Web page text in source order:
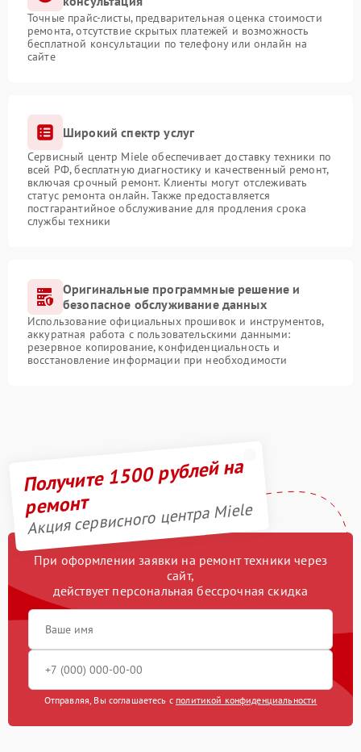
Точные прайс-листы, предварительная оценка стоимости
ремонта, отсутствие скрытых платежей и возможность
бесплатной консультации по телефону или онлайн на
сайте
Широкий спектр услуг
Сервисный центр Miele обеспечивает доставку техники по
всей РФ, бесплатную диагностику и качественный ремонт,
включая срочный ремонт. Клиенты могут отслеживать
статус ремонта онлайн. Также предоставляется
постгарантийное обслуживание для продления срока
службы техники
Оригинальные программные решение и
безопасное обслуживание данных
Использование официальных прошивок и инструментов,
аккуратная работа с пользовательскими данными:
резервное копирование, конфиденциальность и
восстановление информации при необходимости
Получите 1500 рублей на
ремонт
Акция сервисного центра Miele
При оформлении заявки на ремонт техники через
сайт,
действует персональная бессрочная скидка
Отправляя, Вы соглашаетесь с политикой конфиденциальности